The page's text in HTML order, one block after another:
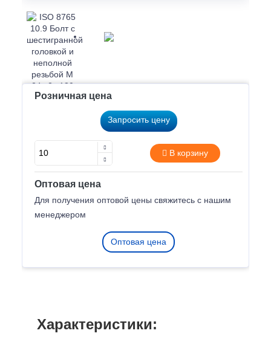
Розничная цена
Запросить цену
В корзину
Оптовая цена
Для получения оптовой цены свяжитесь с нашим
менеджером
Оптовая цена
Характеристики: